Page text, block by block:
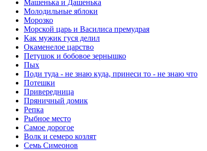
Машенька и Дашенька
Молодильные яблоки
Морозко
Морской царь и Василиса премудрая
Как мужик гуся делил
Окаменелое царство
Петушок и бобовое зернышко
Пых
Поди туда - не знаю куда, принеси то - не знаю что
Потешки
Привередница
Пряничный домик
Репка
Рыбное место
Самое дорогое
Волк и семеро козлят
Семь Симеонов